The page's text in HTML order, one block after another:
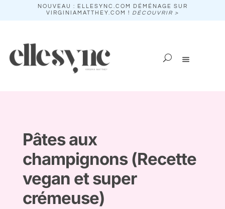
NOUVEAU : ELLESYNC.COM DÉMÉNAGE SUR
VIRGINIAMATTHEY.COM ! DÉCOUVRIR >
Pâtes aux
champignons (Recette
vegan et super
crémeuse)